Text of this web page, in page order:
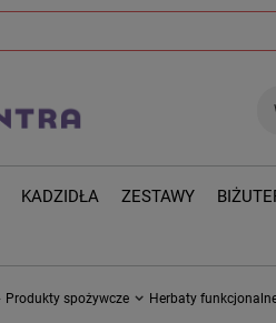
KADZIDŁA ZESTAWY
Produkty spożywcze Herbaty